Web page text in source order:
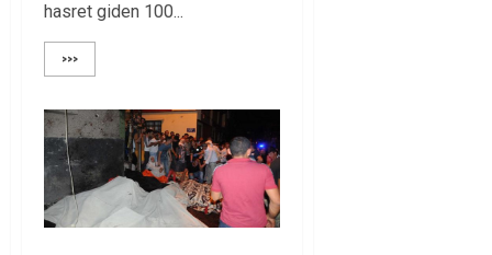
hasret giden 100...
>>>